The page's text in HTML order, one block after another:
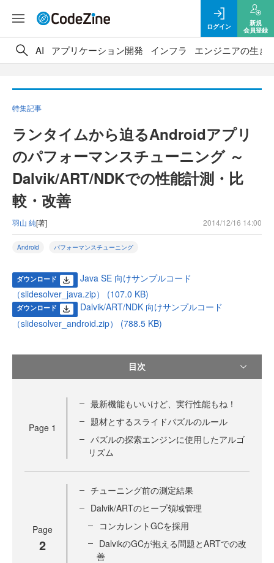
ログイン
新規
会員登録
AI アプリケーション開発 インフラ エンジニアの生き
特集記事
ランタイムから迫るAndroidアプリ
のパフォーマンスチューニング ～
Dalvik/ART/NDKでの性能計測・比
較・改善
羽山 純[著] 2014/12/16 14:00
Android パフォーマンスチューニング
ダウンロード
Java SE 向けサンプルコード
（slidesolver_java.zip） (107.0 KB)
ダウンロード
Dalvik/ART/NDK 向けサンプルコード
（slidesolver_android.zip） (788.5 KB)
目次
Page 1
最新機能もいいけど、実行性能もね！
題材とするスライドパズルのルール
パズルの探索エンジンに使用したアルゴ
リズム
Page
2
チューニング前の測定結果
Dalvik/ARTのヒープ領域管理
コンカレントGCを採用
DalvikのGCが抱える問題とARTでの改
善